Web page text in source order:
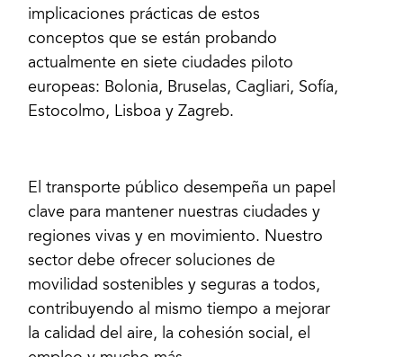
implicaciones prácticas de estos
conceptos que se están probando
actualmente en siete ciudades piloto
europeas: Bolonia, Bruselas, Cagliari, Sofía,
Estocolmo, Lisboa y Zagreb.
El transporte público desempeña un papel
clave para mantener nuestras ciudades y
regiones vivas y en movimiento. Nuestro
sector debe ofrecer soluciones de
movilidad sostenibles y seguras a todos,
contribuyendo al mismo tiempo a mejorar
la calidad del aire, la cohesión social, el